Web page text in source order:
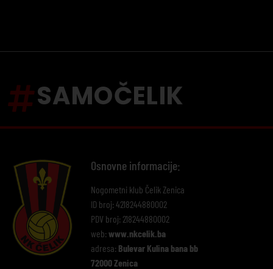
SAMOČELIK
Osnovne informacije:
Nogometni klub Čelik Zenica
ID broj: 4218244880002
PDV broj: 218244880002
web: www.nkcelik.ba
adresa: Bulevar Kulina bana bb
72000 Zenica